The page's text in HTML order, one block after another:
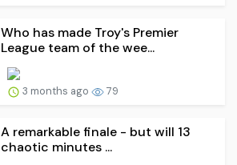
Who has made Troy's Premier
League team of the wee...
3 months ago 79
A remarkable finale - but will 13
chaotic minutes ...